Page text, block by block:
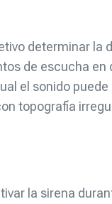
determinar la
de escucha
el sonido
topografía
la sirena